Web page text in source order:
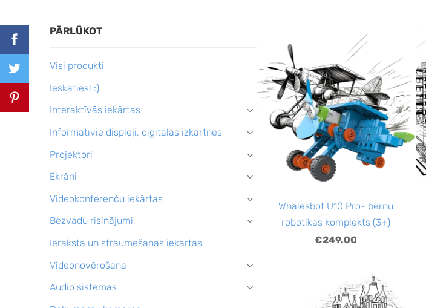
PĀRLŪKOT
Visi produkti
Ieskaties! :)
Interaktīvās iekārtas
›
Informatīvie displeji, digitālās izkārtnes ›
Projektori ›
Ekrāni ›
Videokonferenču iekārtas ›
Bezvadu risinājumi ›
Ieraksta un straumēšanas iekārtas
Videonovērošana
›
Audio sistēmas ›
Whalesbot U10 Pro- bērnu
robotikas komplekts (3+)
€249.00